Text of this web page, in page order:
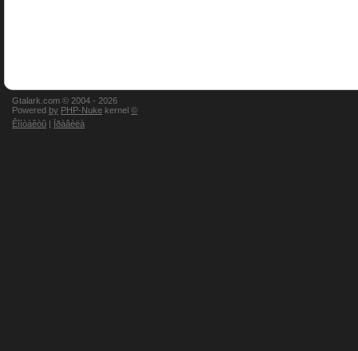
Gtalark.com © 2004 - 2026
Powered by PHP-Nuke kernel ©
Êîíòàêòû | Ïðàâèëà